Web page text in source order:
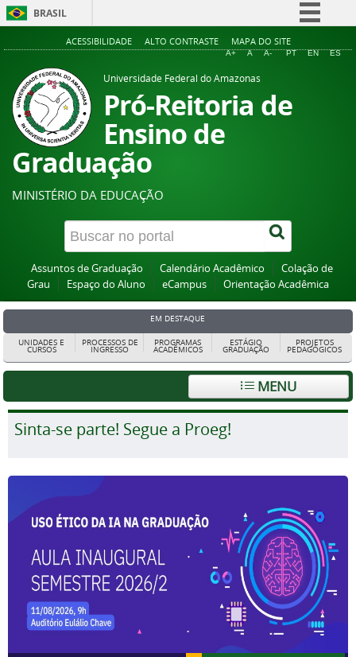
BRASIL
Simplifique!
Acesso à informação
ACESSIBILIDADE ALTO CONTRASTE MAPA DO SITE
A+ A A- PT EN ES
Universidade Federal do Amazonas
Pró-Reitoria de
Ensino de
Graduação
MINISTÉRIO DA EDUCAÇÃO
Assuntos de Graduação Calendário Acadêmico
Colação de
Grau
Espaço do Aluno eCampus Orientação Acadêmica
EM DESTAQUE
UNIDADES E
CURSOS
PROCESSOS DE
INGRESSO
PROGRAMAS
ACADÊMICOS
ESTÁGIO
GRADUAÇÃO
PROJETOS
PEDAGÓGICOS
MENU
Sinta-se parte! Segue a Proeg!